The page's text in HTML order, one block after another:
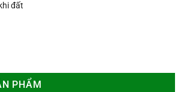
PHẨM
đất